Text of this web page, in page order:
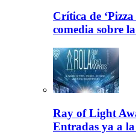
Crítica de
comedia sobre
Ray of Light
Entradas ya a